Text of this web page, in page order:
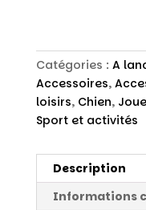
Catégories : A
Accessoires,
loisirs, Chien,
Sport et activités
Description
Informations